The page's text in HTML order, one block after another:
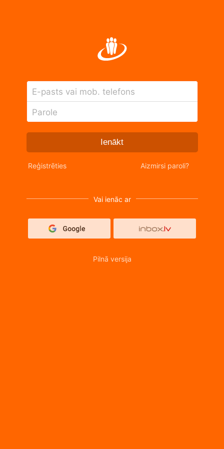
E-pasts vai mob. telefons
Parole
Ienākt
Reģistrēties Aizmirsi paroli?
Vai ienāc ar
Pilnā versija